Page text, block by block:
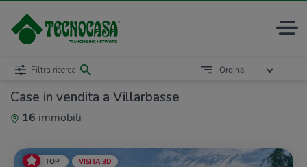
Case in vendita a Villarbasse
16 immobili
Filtra ricerca Ordina
TOP VISITA 3D